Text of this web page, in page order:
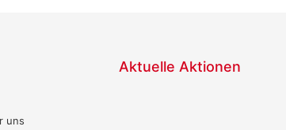
uns
Aktuelle Aktionen